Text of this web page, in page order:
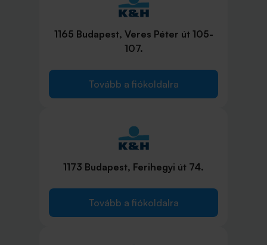
1165 Budapest, Veres Péter út 105-
107.
Tovább a fiókoldalra
1173 Budapest, Ferihegyi út 74.
Tovább a fiókoldalra